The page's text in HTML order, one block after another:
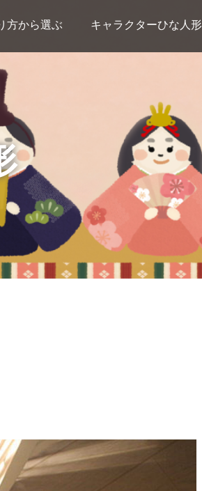
方から選ぶ キャラクターひな人形